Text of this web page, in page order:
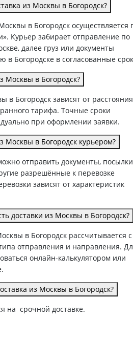
из Москвы в Богородск?
в Богородск осуществляется
Курьер забирает отправление по
далее груз или документы
в Богородске в согласованные
Москвы в Богородск?
в Богородск зависят от
тарифа. Точные сроки
при оформлении заявки.
Москвы в Богородск курьером?
отправить документы,
разрешённые к перевозке
зависят от характеристик
доставки из Москвы в Богородск?
в Богородск рассчитывается с
отправления и направления.
онлайн-калькулятором или
из Москвы в Богородск?
на срочной доставке.